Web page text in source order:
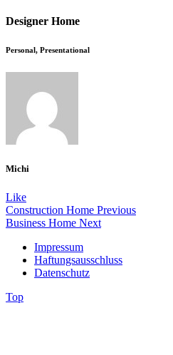
Designer Home
Personal, Presentational
Michi
Like
Construction Home Previous
Business Home Next
Impressum
Haftungsausschluss
Datenschutz
Top